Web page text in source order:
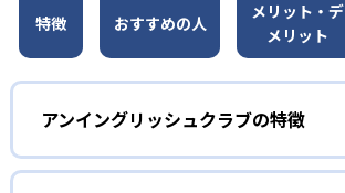
特徴 おすすめの人
メリット・デ
メリット
アンイングリッシュクラブの特徴
1
「英語耳」トレーニン